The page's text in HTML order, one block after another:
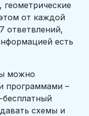
геометрические
от каждой
ответвлений,
есть
можно
программами –
бесплатный
схемы и